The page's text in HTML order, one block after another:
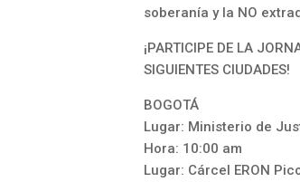
soberanía y la NO
¡PARTICIPE DE LA
SIGUIENTES CIUDADES!
BOGOTÁ
Lugar: Ministerio de
Hora: 10:00 am
Lugar: Cárcel ERON